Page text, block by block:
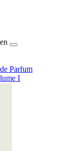
Parfum
I